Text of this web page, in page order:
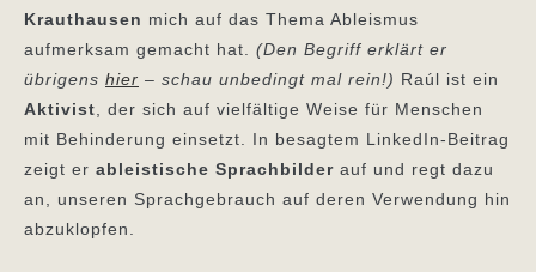
Krauthausen mich auf das Thema Ableismus
aufmerksam gemacht hat. (Den Begriff erklärt er
übrigens hier – schau unbedingt mal rein!) Raúl ist ein
Aktivist , der sich auf vielfältige Weise für Menschen
mit Behinderung einsetzt. In besagtem LinkedIn-Beitrag
zeigt er ableistische Sprachbilder auf und regt dazu
an, unseren Sprachgebrauch auf deren Verwendung hin
abzuklopfen.